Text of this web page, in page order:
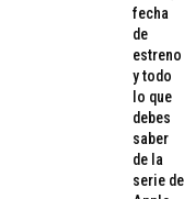
fecha
de
estreno
y todo
lo que
debes
saber
de la
serie de